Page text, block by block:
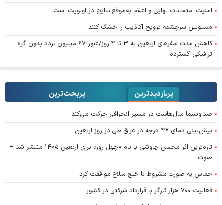
امنیت امتحانات نهایی و اعلام به‌موقع نتایج در اولویت است
مسئولین سرچشمه ترویج اکاذیب را خشک کنند
کاهش مدت سفر‌های اربعین به ۳ تا ۴ روز/عبور ۶۷ میلیون تردد بدون گره
ترافیکی گسترده
پربازدیدترین پربحث‌ترین‌
صداوسیما سال‌هاست در مسیر انحرافی حرکت می‌کند
پیش‌بینی دمای ۴۷ درجه در عراق طی در روز اربعین
تازه‌ترین اثر محسن چاوشی با نام «چهل روز» برای اربعین ۱۴۰۵ منتشر شد +
صوت
حماس به صورت مشروط با خلع سلاح موافقت کرد
فعالیت ۷۰۰ هزار کارگر با قرارداد شرکتی در کشور